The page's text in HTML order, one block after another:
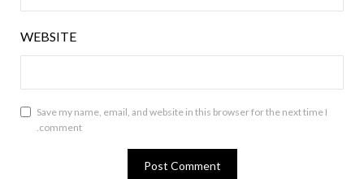
WEBSITE
Save my name, email, and website in this browser for the next time I
comment.